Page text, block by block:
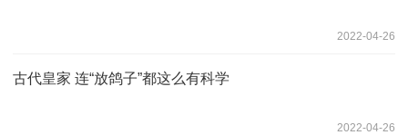
2022-04-26
古代皇家 连“放鸽子”都这么有科学
2022-04-26